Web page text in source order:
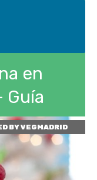
en
Guía
BYVEGMADRID